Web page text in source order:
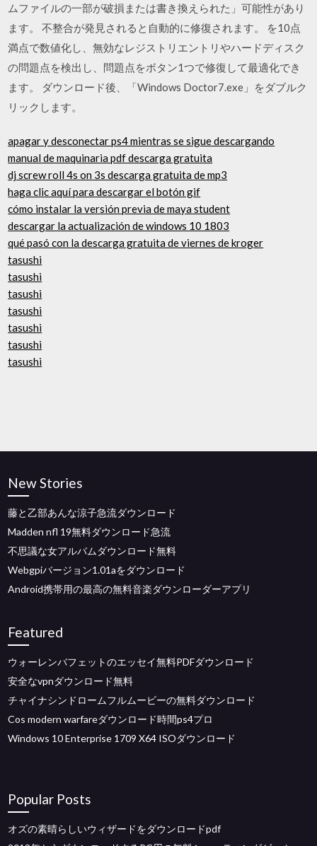
ムファイルの一部が破損または書き換えられた」可能性があり
ます。 不整合が発見されると自動的に修復されます。 を10点
満点で数値化し、無効なレジストリエントリやハードディスク
の問題点を検出し、問題点をボタン1つで修復して最適化でき
ます。 ダウンロード後、「Windows Doctor7.exe」をダブルク
リックします。
apagar y desconectar ps4 mientras se sigue descargando
manual de maquinaria pdf descarga gratuita
dj screw roll 4s on 3s descarga gratuita de mp3
haga clic aquí para descargar el botón gif
cómo instalar la versión previa de maya student
descargar la actualización de windows 10 1803
qué pasó con la descarga gratuita de viernes de kroger
tasushi
tasushi
tasushi
tasushi
tasushi
tasushi
tasushi
New Stories
藤と乙部あんな涼子急流ダウンロード
Madden nfl 19無料ダウンロード急流
不思議な女アルバムダウンロード無料
Webgpiバージョン1.01aをダウンロード
Android携帯用の最高の無料音楽ダウンローダーアプリ
Featured
ウォーレンバフェットのエッセイ無料PDFダウンロード
安全なvpnダウンロード無料
チャイナシンドロームフルムービーの無料ダウンロード
Cos modern warfareダウンロード時間ps4プロ
Windows 10 Enterprise 1709 X64 ISOダウンロード
Popular Posts
オズの素晴らしいウィザードをダウンロードpdf